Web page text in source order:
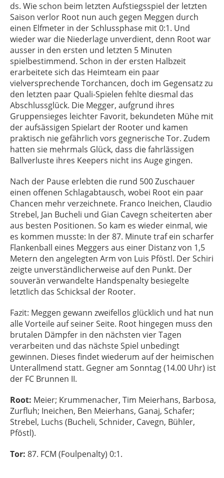
ds. Wie schon beim letzten Aufstiegsspiel der letzten
Saison verlor Root nun auch gegen Meggen durch
einen Elfmeter in der Schlussphase mit 0:1. Und
wieder war die Niederlage unverdient, denn Root war
ausser in den ersten und letzten 5 Minuten
spielbestimmend. Schon in der ersten Halbzeit
erarbeitete sich das Heimteam ein paar
vielversprechende Torchancen, doch im Gegensatz zu
den letzten paar Quali-Spielen fehlte diesmal das
Abschlussglück. Die Megger, aufgrund ihres
Gruppensieges leichter Favorit, bekundeten Mühe mit
der aufsässigen Spielart der Rooter und kamen
praktisch nie gefährlich vors gegnerische Tor. Zudem
hatten sie mehrmals Glück, dass die fahrlässigen
Ballverluste ihres Keepers nicht ins Auge gingen.
Nach der Pause erlebten die rund 500 Zuschauer
einen offenen Schlagabtausch, wobei Root ein paar
Chancen mehr verzeichnete. Franco Ineichen, Claudio
Strebel, Jan Bucheli und Gian Cavegn scheiterten aber
aus besten Positionen. So kam es wieder einmal, wie
es kommen musste: In der 87. Minute traf ein scharfer
Flankenball eines Meggers aus einer Distanz von 1,5
Metern den angelegten Arm von Luis Pföstl. Der Schiri
zeigte unverständlicherweise auf den Punkt. Der
souverän verwandelte Handspenalty besiegelte
letztlich das Schicksal der Rooter.
Fazit: Meggen gewann zweifellos glücklich und hat nun
alle Vorteile auf seiner Seite. Root hingegen muss den
brutalen Dämpfer in den nächsten vier Tagen
verarbeiten und das nächste Spiel unbedingt
gewinnen. Dieses findet wiederum auf der heimischen
Unterallmend statt. Gegner am Sonntag (14.00 Uhr) ist
der FC Brunnen II.
Root: Meier; Krummenacher, Tim Meierhans, Barbosa,
Zurfluh; Ineichen, Ben Meierhans, Ganaj, Schafer;
Strebel, Luchs (Bucheli, Schnider, Cavegn, Bühler,
Pföstl).
Tor: 87. FCM (Foulpenalty) 0:1.